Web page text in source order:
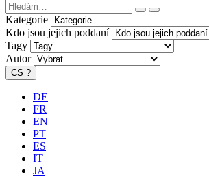
Kategorie
Kdo jsou jejich poddaní
Tagy
Autor
CS ?
DE
FR
EN
PT
ES
IT
JA